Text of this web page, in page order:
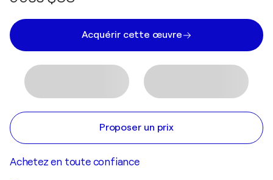
Acquérir cette œuvre
Proposer un prix
Achetez en toute confiance